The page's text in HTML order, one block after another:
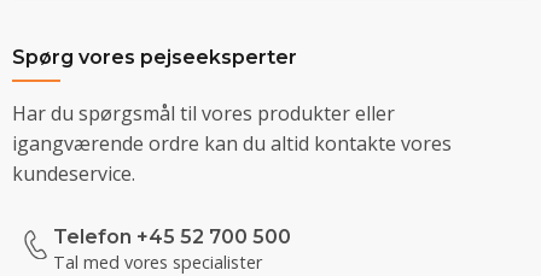
Spørg vores pejseeksperter
Har du spørgsmål til vores produkter eller
igangværende ordre kan du altid kontakte vores
kundeservice.
Telefon +45 52 700 500
Tal med vores specialister